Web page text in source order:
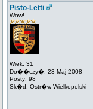
Pisto-Letti
Wow!
Wiek: 31
Do��czy�: 23 Maj 2008
Posty: 98
Sk�d: Ostr�w Wielkopolski